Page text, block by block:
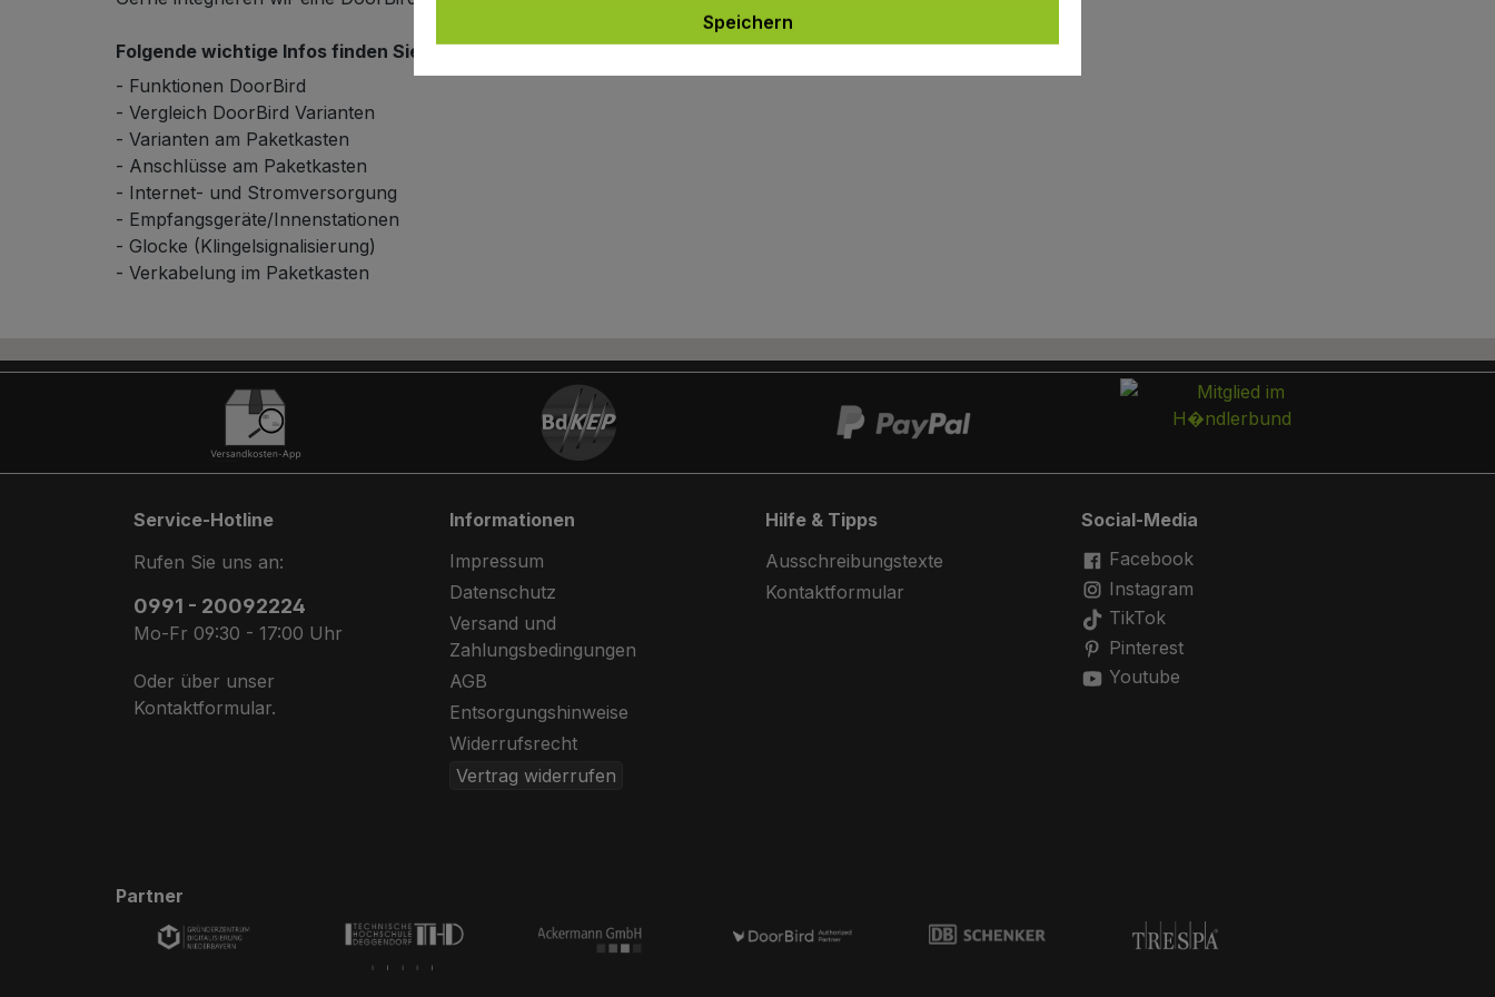
Schließsystem
Abstellgenehmigung
Folgende wichtige Infos finden Sie in unsererInformations-PDF:
- Funktionen DoorBird
- Vergleich DoorBird Varianten
- Varianten am Paketkasten
- Anschlüsse am Paketkasten
- Internet- und Stromversorgung
- Empfangsgeräte/Innenstationen
- Glocke (Klingelsignalisierung)
- Verkabelung im Paketkasten
Service-Hotline
Rufen Sie uns an:
0991 - 20092224
Mo-Fr 09:30 - 17:00 Uhr
Oder über unser
Kontaktformular.
Informationen
Impressum
Datenschutz
Versand und
Zahlungsbedingungen
AGB
Entsorgungshinweise
Widerrufsrecht
Vertrag widerrufen
Hilfe & Tipps
Ausschreibungstexte
Kontaktformular
Social-Media
Facebook
Instagram
TikTok
Pinterest
Youtube
Partner
Speichern